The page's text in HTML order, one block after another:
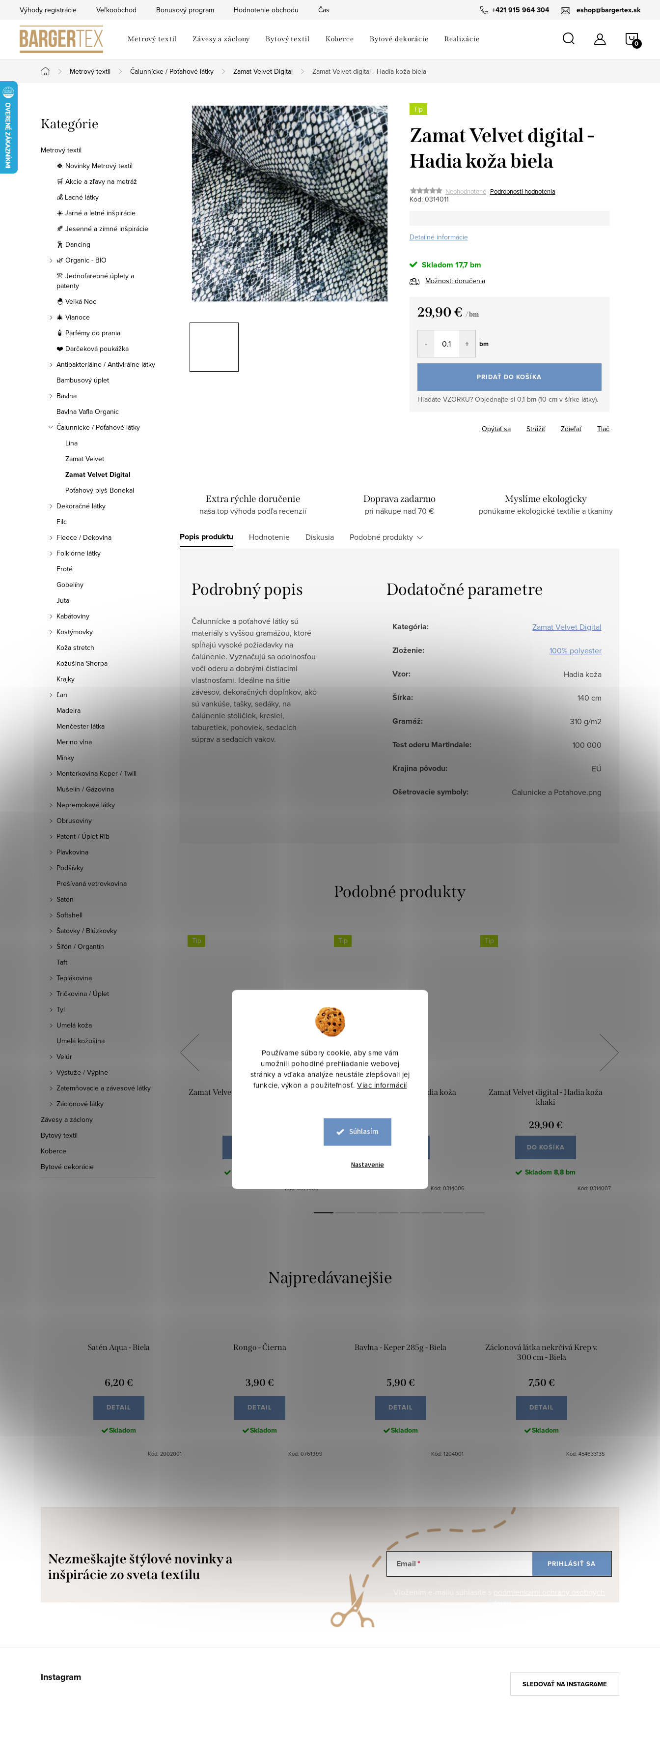
Používame súbory cookie, aby sme vám
umožnili pohodlné prehliadanie webovej
stránky a vďaka analýze neustále zlepšovali jej
funkcie, výkon a použiteľnosť. Viac informácií
Súhlasím
Nastavenie
obsah
+421 915 964 304 eshop@bargertex.sk
Výhody registrácie Veľkoobchod Bonusový program Hodnotenie obchodu Často kladené otázky
Metrový textil Závesy a záclony Bytový textil Koberce Bytové dekorácie Realizácie
Domov
Metrový textil Čalunnícke / Poťahové látky Zamat Velvet Digital Zamat Velvet digital - Hadia koža biela
o
č
Preskočiť
kategórie
Kategórie
Metrový textil
🍀 Novinky Metrový textil
🛒 Akcie a zľavy na metráž
💰 Lacné látky
☀️ Jarné a letné inšpirácie
🍂 Jesenné a zimné inšpirácie
🕺 Dancing
🌿 Organic - BIO
👚 Jednofarebné úplety a
patenty
🐣 Veľká Noc
🎄 Vianoce
🧴 Parfémy do prania
❤️ Darčeková poukážka
Antibakteriálne / Antivirálne látky
Bambusový úplet
Bavlna
Bavlna Vafla Organic
Čalunnícke / Poťahové látky
Lina
Zamat Velvet
Zamat Velvet Digital
Poťahový plyš Bonekal
Dekoračné látky
Filc
Fleece / Dekovina
Folklórne látky
Froté
Gobelíny
Juta
Kabátoviny
Kostýmovky
Koža stretch
Kožušina Sherpa
Krajky
Ľan
Madeira
Menčester látka
Merino vlna
Minky
Monterkovina Keper / Twill
Mušelín / Gázovina
Nepremokavé látky
Obrusoviny
Patent / Úplet Rib
Plavkovina
Podšívky
Prešívaná vetrovkovina
Satén
Softshell
Šatovky / Blúzkovky
Šifón / Organtín
Taft
Teplákovina
Tričkovina / Úplet
Tyl
Umelá koža
Umelá kožušina
Velúr
Výstuže / Výplne
Zatemňovacie a závesové látky
Záclonové látky
Závesy a záclony
Bytový textil
Koberce
Bytové dekorácie
Tip
Zamat Velvet digital -
Hadia koža biela
Neohodnotené Podrobnosti hodnotenia
Kód: 0314011
Detailné informácie
Skladom 17,7 bm
Možnosti doručenia
29,90 € / bm
Jednotková
bm
PRIDAŤ DO KOŠÍKA
Hľadáte VZORKU? Objednajte si 0,1 bm (10 cm v šírke látky).
Tlač
Opýtať sa Strážiť Zdieľať
Extra rýchle doručenie
naša top výhoda podľa recenzií
Doprava zadarmo
pri nákupe nad 70 €
Myslíme ekologicky
ponúkame ekologické textílie a tkaniny
Popis produktu Hodnotenie Diskusia Podobné produkty
Podrobný popis
Čalunnícke a poťahové látky sú
materiály s vyššou gramážou, ktoré
spĺňajú vysoké požiadavky na
čalúnenie. Vyznačujú sa odolnosťou
voči oderu a dobrými čistiacimi
vlastnosťami. Ideálne na šitie
závesov, dekoračných doplnkov, ako
sú vankúše, tašky, sedáky, na
čalúnenie stoličiek, kresiel,
taburetiek, pohoviek, sedacích
súprav a sedacích vakov.
Dodatočné parametre
Kategória: Zamat Velvet Digital
Zloženie: 100% polyester
Vzor: Hadia koža
Šírka: 140 cm
Gramáž: 310 g/m2
Test oderu Martindale: 100 000
Krajina pôvodu: EÚ
Ošetrovacie symboly: Calunicke a Potahove.png
Zamat Velvet digital - Kvety tehlová
29,90 €
Skladom
Tip
Zamat Velvet digital - Hadia koža sivá
Kód:0314005
Tip
Zamat Velvet digital - Hadia koža
DO KOŠÍKA
Kód: 0314006
Tip
Zamat Velvet digital - Hadia koža
khaki
29,90 €
DO KOŠÍKA
Skladom 8,8 bm
Kód: 0314007
Najpredávanejšie
Satén Aqua - Biela
6,20 €
DETAIL
Skladom
Kód: 2002001
Rongo - Čierna
3,90 €
DETAIL
Skladom
Kód: 0761999
Bavlna - Keper 285g - Biela
5,90 €
DETAIL
Skladom
Kód: 1204001
Záclonová látka nekrčivá Krep v.
300 cm - Biela
7,50 €
DETAIL
Skladom
Kód: 45463313S
Nezmeškajte štýlové novinky a
inšpirácie zo sveta textilu
Email
Vložením e-mailu súhlasíte s
PRIHLÁSIŤ SA
Instagram
SLEDOVAŤ NA INSTAGRAME